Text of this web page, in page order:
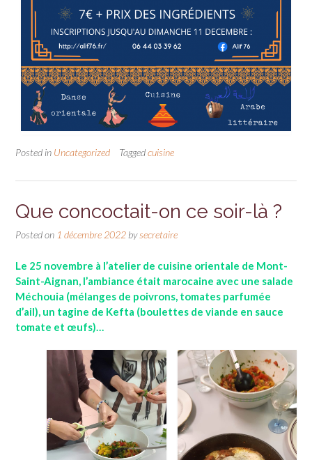
Posted in Uncategorized Taggedcuisine
Que concoctait-on ce soir-là ?
Posted on 1 décembre 2022 bysecretaire
Le 25 novembre à l’atelier de cuisine orientale de Mont-
Saint-Aignan, l’ambiance était marocaine avec une salade
Méchouia (mélanges de poivrons, tomates parfumée
d’ail), un tagine de Kefta (boulettes de viande en sauce
tomate et œufs)…